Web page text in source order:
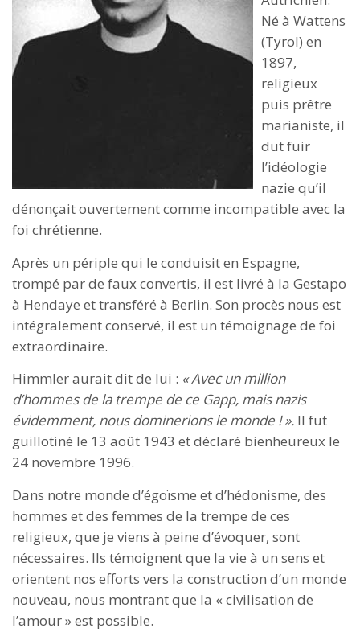
Né à Wattens
(Tyrol) en
1897,
religieux
puis prêtre
marianiste, il
dut fuir
l’idéologie
nazie qu’il
dénonçait ouvertement comme incompatible avec la
foi chrétienne.
Après un périple qui le conduisit en Espagne,
trompé par de faux convertis, il est livré à la Gestapo
à Hendaye et transféré à Berlin. Son procès nous est
intégralement conservé, il est un témoignage de foi
extraordinaire.
Himmler aurait dit de lui : « Avec un million
d’hommes de la trempe de ce Gapp, mais nazis
évidemment, nous dominerions le monde ! ». Il fut
guillotiné le 13 août 1943 et déclaré bienheureux le
24 novembre 1996.
Dans notre monde d’égoïsme et d’hédonisme, des
hommes et des femmes de la trempe de ces
religieux, que je viens à peine d’évoquer, sont
nécessaires. Ils témoignent que la vie à un sens et
orientent nos efforts vers la construction d’un monde
nouveau, nous montrant que la « civilisation de
l’amour » est possible.